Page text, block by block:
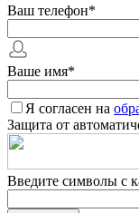
Ваш телефон*
Ваше имя*
Я согласен на
Защита от
Введите символы с